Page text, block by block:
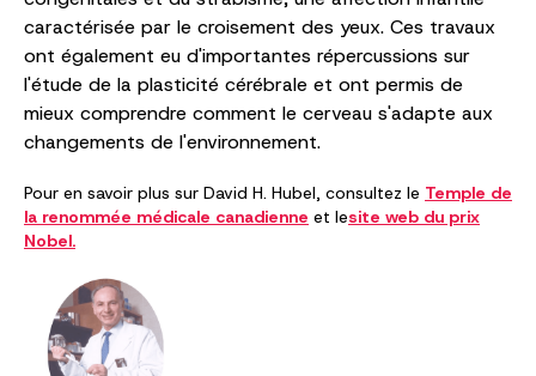
caractérisée par le croisement des yeux. Ces travaux
ont également eu d'importantes répercussions sur
l'étude de la plasticité cérébrale et ont permis de
mieux comprendre comment le cerveau s'adapte aux
changements de l'environnement.
Pour en savoir plus sur David H. Hubel, consultez le Temple de
la renommée médicale canadienne et lesite web du prix
Nobel.